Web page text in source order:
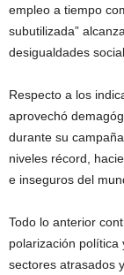
empleo a tiempo
subutilizada”
desigualdades
Respecto a los
aprovechó
durante su
niveles récord,
e inseguros del
Todo lo anterior
polarización política
sectores atrasados